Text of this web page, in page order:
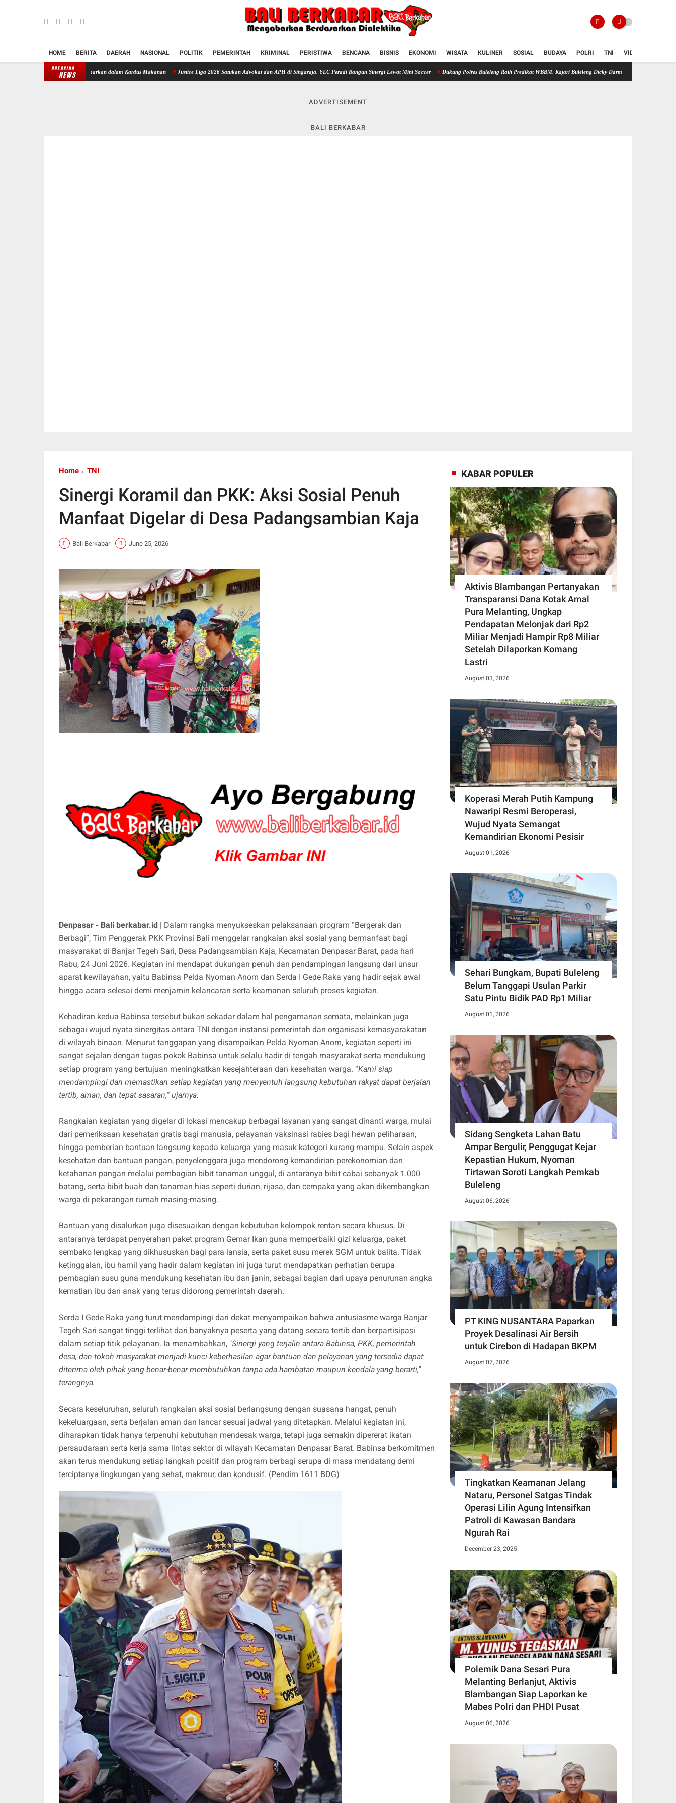
HOME BERITA DAERAH NASIONAL POLITIK PEMERINTAH KRIMINAL PERISTIWA BENCANA BISNIS EKONOMI WISATA KULINER SOSIAL BUDAYA POLRI TNI VIDIO
BREAKING
NEWS
Ganja ke Bali, Disamarkan dalam Kardus Makanan Justice Liga 2026 Satukan Advokat dan APH di Singaraja, YLC Peradi Bangun Sinergi Lewat Mini Soccer Dukung Polres Buleleng Raih Predikat WBBM, Kajari Buleleng Dicky Darmawan: Transformasi Digital
ADVERTISEMENT
BALI BERKABAR
Home TNI
Sinergi Koramil dan PKK: Aksi Sosial Penuh
Manfaat Digelar di Desa Padangsambian Kaja
Bali Berkabar June 25, 2026
Denpasar - Bali berkabar.id | Dalam rangka menyukseskan pelaksanaan program “Bergerak dan
Berbagi”, Tim Penggerak PKK Provinsi Bali menggelar rangkaian aksi sosial yang bermanfaat bagi
masyarakat di Banjar Tegeh Sari, Desa Padangsambian Kaja, Kecamatan Denpasar Barat, pada hari
Rabu, 24 Juni 2026. Kegiatan ini mendapat dukungan penuh dan pendampingan langsung dari unsur
aparat kewilayahan, yaitu Babinsa Pelda Nyoman Anom dan Serda I Gede Raka yang hadir sejak awal
hingga acara selesai demi menjamin kelancaran serta keamanan seluruh proses kegiatan.
Kehadiran kedua Babinsa tersebut bukan sekadar dalam hal pengamanan semata, melainkan juga
sebagai wujud nyata sinergitas antara TNI dengan instansi pemerintah dan organisasi kemasyarakatan
di wilayah binaan. Menurut tanggapan yang disampaikan Pelda Nyoman Anom, kegiatan seperti ini
sangat sejalan dengan tugas pokok Babinsa untuk selalu hadir di tengah masyarakat serta mendukung
setiap program yang bertujuan meningkatkan kesejahteraan dan kesehatan warga. “Kami siap
mendampingi dan memastikan setiap kegiatan yang menyentuh langsung kebutuhan rakyat dapat berjalan
tertib, aman, dan tepat sasaran,” ujarnya.
Rangkaian kegiatan yang digelar di lokasi mencakup berbagai layanan yang sangat dinanti warga, mulai
dari pemeriksaan kesehatan gratis bagi manusia, pelayanan vaksinasi rabies bagi hewan peliharaan,
hingga pemberian bantuan langsung kepada keluarga yang masuk kategori kurang mampu. Selain aspek
kesehatan dan bantuan pangan, penyelenggara juga mendorong kemandirian perekonomian dan
ketahanan pangan melalui pembagian bibit tanaman unggul, di antaranya bibit cabai sebanyak 1.000
batang, serta bibit buah dan tanaman hias seperti durian, rijasa, dan cempaka yang akan dikembangkan
warga di pekarangan rumah masing-masing.
Bantuan yang disalurkan juga disesuaikan dengan kebutuhan kelompok rentan secara khusus. Di
antaranya terdapat penyerahan paket program Gemar Ikan guna memperbaiki gizi keluarga, paket
sembako lengkap yang dikhususkan bagi para lansia, serta paket susu merek SGM untuk balita. Tidak
ketinggalan, ibu hamil yang hadir dalam kegiatan ini juga turut mendapatkan perhatian berupa
pembagian susu guna mendukung kesehatan ibu dan janin, sebagai bagian dari upaya penurunan angka
kematian ibu dan anak yang terus didorong pemerintah daerah.
Serda I Gede Raka yang turut mendampingi dari dekat menyampaikan bahwa antusiasme warga Banjar
Tegeh Sari sangat tinggi terlihat dari banyaknya peserta yang datang secara tertib dan berpartisipasi
dalam setiap titik pelayanan. Ia menambahkan, "Sinergi yang terjalin antara Babinsa, PKK, pemerintah
desa, dan tokoh masyarakat menjadi kunci keberhasilan agar bantuan dan pelayanan yang tersedia dapat
diterima oleh pihak yang benar-benar membutuhkan tanpa ada hambatan maupun kendala yang berarti,"
terangnya.
Secara keseluruhan, seluruh rangkaian aksi sosial berlangsung dengan suasana hangat, penuh
kekeluargaan, serta berjalan aman dan lancar sesuai jadwal yang ditetapkan. Melalui kegiatan ini,
diharapkan tidak hanya terpenuhi kebutuhan mendesak warga, tetapi juga semakin dipererat ikatan
persaudaraan serta kerja sama lintas sektor di wilayah Kecamatan Denpasar Barat. Babinsa berkomitmen
akan terus mendukung setiap langkah positif dan program berbagi serupa di masa mendatang demi
terciptanya lingkungan yang sehat, makmur, dan kondusif. (Pendim 1611 BDG)
KABAR POPULER
Aktivis Blambangan Pertanyakan
Transparansi Dana Kotak Amal
Pura Melanting, Ungkap
Pendapatan Melonjak dari Rp2
Miliar Menjadi Hampir Rp8 Miliar
Setelah Dilaporkan Komang
Lastri
August 03, 2026
Koperasi Merah Putih Kampung
Nawaripi Resmi Beroperasi,
Wujud Nyata Semangat
Kemandirian Ekonomi Pesisir
August 01, 2026
Sehari Bungkam, Bupati Buleleng
Belum Tanggapi Usulan Parkir
Satu Pintu Bidik PAD Rp1 Miliar
August 01, 2026
Sidang Sengketa Lahan Batu
Ampar Bergulir, Penggugat Kejar
Kepastian Hukum, Nyoman
Tirtawan Soroti Langkah Pemkab
Buleleng
August 06, 2026
PT KING NUSANTARA Paparkan
Proyek Desalinasi Air Bersih
untuk Cirebon di Hadapan BKPM
August 07, 2026
Tingkatkan Keamanan Jelang
Nataru, Personel Satgas Tindak
Operasi Lilin Agung Intensifkan
Patroli di Kawasan Bandara
Ngurah Rai
December 23, 2025
Polemik Dana Sesari Pura
Melanting Berlanjut, Aktivis
Blambangan Siap Laporkan ke
Mabes Polri dan PHDI Pusat
August 06, 2026